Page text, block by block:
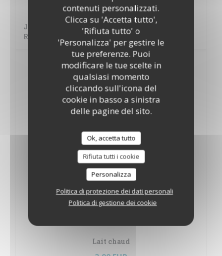
contenuti personalizzati.
Clicca su 'Accetta tutto',
'Rifiuta tutto' o
'Personalizza' per gestire le
tue preferenze. Puoi
modificare le tue scelte in
qualsiasi momento
cliccando sull'icona del
cookie in basso a sinistra
delle pagine del sito.
Ok, accetta tutto
Rifiuta tutti i cookie
Personalizza
Politica di protezione dei dati personali
Politica di gestione dei cookie
5,00 EUR
Jack Daniel's, Belvedere, Tanqueray, Pampero,
Rhum Arrangé
Boissons chaudes
Notre café est de marque Lavazza
Grand café
2,90 EUR
Irish coffee
9,00 EUR
Grog
Chocolat chaud
Lait chaud